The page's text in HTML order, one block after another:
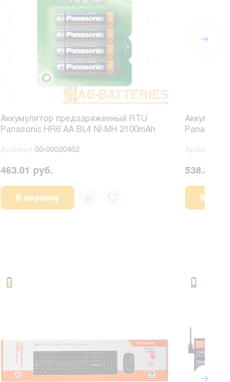
Аккумулятор предзаряженный RTU
Panasonic HR6 AA BL4 NI-MH 2100mAh
Артикул 00-00020462
463.01 руб.
В корзину
Panasonic
Артикул
538.36
В